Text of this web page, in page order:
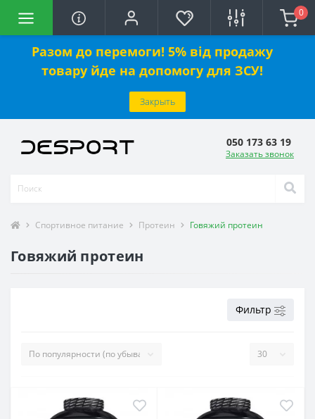
Разом до перемоги! 5% від продажу
товару йде на допомогу для ЗСУ!
Закрыть
0
050 173 63 19
Заказать звонок
Спортивное питание Протеин Говяжий протеин
Говяжий протеин
Фильтр